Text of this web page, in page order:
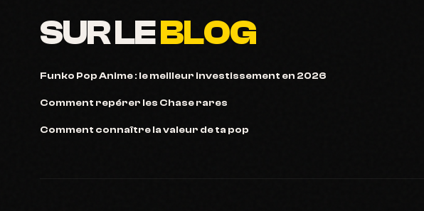
SUR LEBLOG
Funko Pop Anime : le meilleur investissement en 2026
Comment repérer les Chase rares
Comment connaître la valeur de ta pop